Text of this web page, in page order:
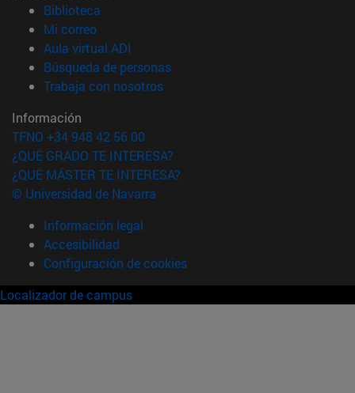
Biblioteca
Mi correo(abre en nueva ventana)
Aula virtual ADI
Búsqueda de personas(abre en nueva ventana)
Trabaja con nosotros(abre en nueva ventana)
Información
TFNO +34 948 42 56 00
¿QUÉ GRADO TE INTERESA?
¿QUÉ MÁSTER TE INTERESA?
© Universidad de Navarra
Información legal
Accesibilidad
Configuración de cookies
Localizador de campus